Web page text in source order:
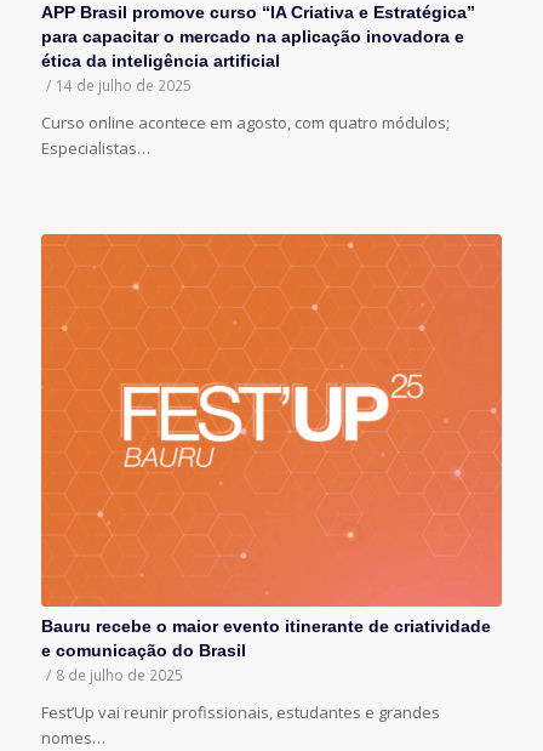
APP Brasil promove curso “IA Criativa e Estratégica”
para capacitar o mercado na aplicação inovadora e
ética da inteligência artificial
/ 14 de julho de 2025
Curso online acontece em agosto, com quatro módulos;
Especialistas…
Bauru recebe o maior evento itinerante de criatividade
e comunicação do Brasil
/ 8 de julho de 2025
Fest’Up vai reunir profissionais, estudantes e grandes
nomes…